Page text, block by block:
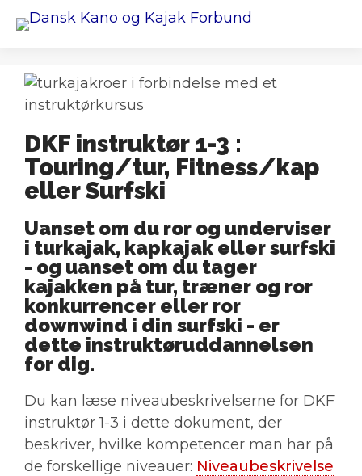
DKF instruktør 1-3 :
Touring/tur, Fitness/kap
eller Surfski
Uanset om du ror og underviser
i turkajak, kapkajak eller surfski
- og uanset om du tager
kajakken på tur, træner og ror
konkurrencer eller ror
downwind i din surfski - er
dette instruktøruddannelsen
for dig.
Du kan læse niveaubeskrivelserne for DKF
instruktør 1-3 i dette dokument, der
beskriver, hvilke kompetencer man har på
de forskellige niveauer: Niveaubeskrivelse